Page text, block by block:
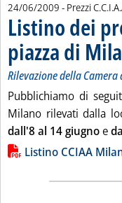
24/06/2009 - Prezzi
Listino dei
piazza di
Rilevazione della
Pubblichiamo di
Milano rilevati dalla
dall'8 al 14 giugnoe
Lista allegati
Listino CCIAA